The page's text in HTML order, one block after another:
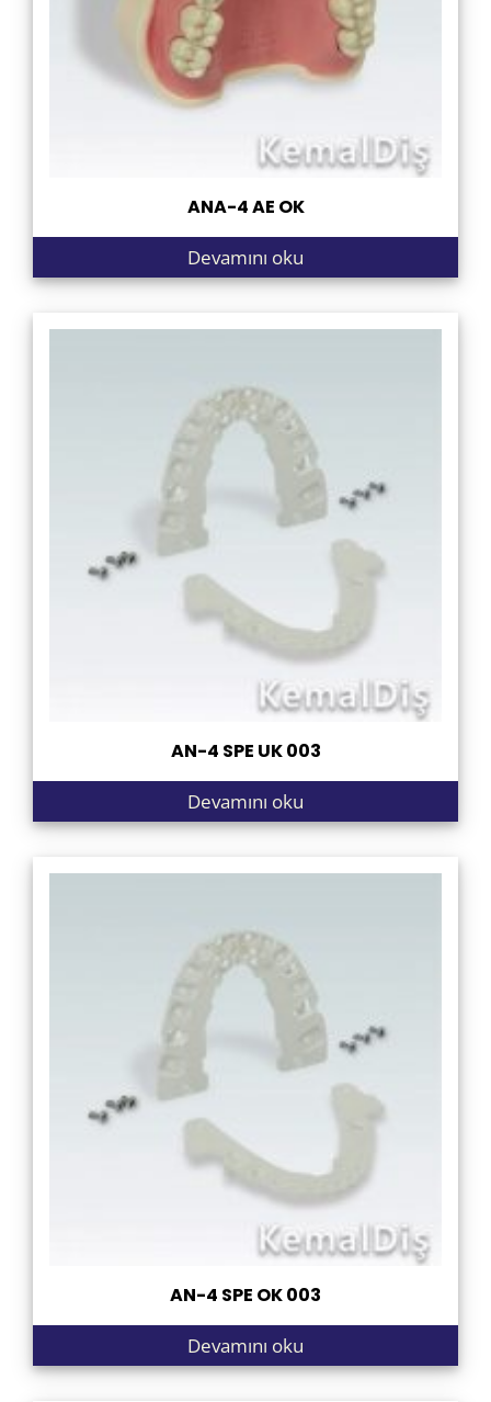
ANA-4 AE OK
Devamını oku
AN-4 SPE UK 003
Devamını oku
AN-4 SPE OK 003
Devamını oku